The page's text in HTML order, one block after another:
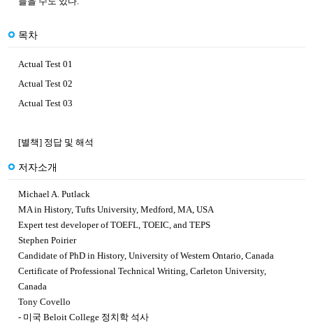
목차
Actual Test 01
Actual Test 02
Actual Test 03
[별책] 정답 및 해석
저자소개
Michael A. Putlack
MA in History, Tufts University, Medford, MA, USA
Expert test developer of TOEFL, TOEIC, and TEPS
Stephen Poirier
Candidate of PhD in History, University of Western Ontario, Canada
Certificate of Professional Technical Writing, Carleton University,
Canada
Tony Covello
- 미국 Beloit College 정치학 석사